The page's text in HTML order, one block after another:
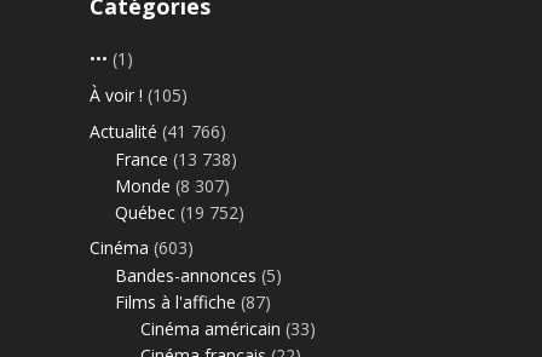
Catégories
••• (1)
À voir ! (105)
Actualité (41 766)
France (13 738)
Monde (8 307)
Québec (19 752)
Cinéma (603)
Bandes-annonces (5)
Films à l'affiche (87)
Cinéma américain (33)